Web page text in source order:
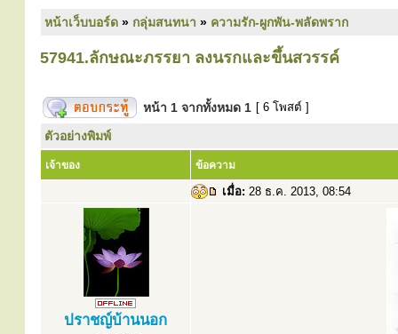
หน้าเว็บบอร์ด » กลุ่มสนทนา » ความรัก-ผูกพัน-พลัดพราก
57941.ลักษณะภรรยา ลงนรกและขึ้นสวรรค์
หน้า 1 จากทั้งหมด 1 [ 6 โพสต์ ]
ตัวอย่างพิมพ์
เจ้าของ ข้อความ
เมื่อ: 28 ธ.ค. 2013, 08:54
ปราชญ์บ้านนอก